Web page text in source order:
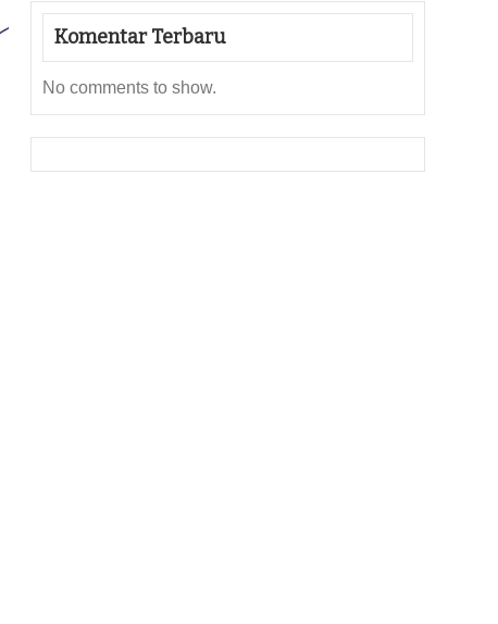
Komentar Terbaru
No comments to show.